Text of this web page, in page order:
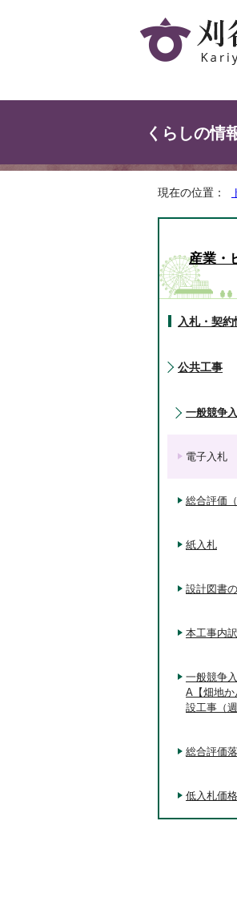
くらしの情
現在の位置：
産業・
入札・契約
公共工事
一般競争
電子入札
総合評価
紙入札
設計図書
本工事内
一般競争
A【畑地
設工事（
総合評価
低入札価